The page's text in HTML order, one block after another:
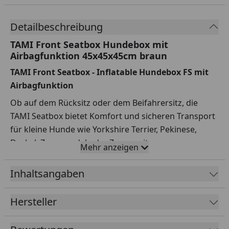
Detailbeschreibung
TAMI Front Seatbox Hundebox mit
Airbagfunktion 45x45x45cm braun
TAMI Front Seatbox - Inflatable Hundebox FS mit
Airbagfunktion
Ob auf dem Rücksitz oder dem Beifahrersitz, die
TAMI Seatbox bietet Komfort und sicheren Transport
für kleine Hunde wie Yorkshire Terrier, Pekinese,
Dackel, Zwergpudel oder Zwergspitz.
Außenmaße: Breite 45 x Tiefe 45 x Höhe 42 cm /
Tiefe oben: 35 cm
Innenmaße: Breite 38 x Tiefe 35 x Höhe 42 cm
Packmaß: 47 x 22 x 14 cm
Mehr anzeigen
Inhaltsangaben
Hersteller